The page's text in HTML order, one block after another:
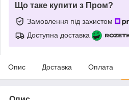
Що таке купити з Пром?
Замовлення під захистом
Доступна доставка
Опис Доставка Оплата